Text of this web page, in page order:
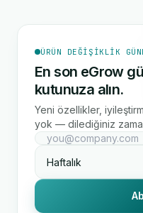
ÜRÜN DEĞIŞIKLIK
En son eGrow
kutunuza alın.
Yeni özellikler,
yok — dilediğiniz